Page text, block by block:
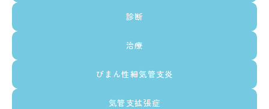
診断
治療
びまん性細気管支炎
気管支拡張症